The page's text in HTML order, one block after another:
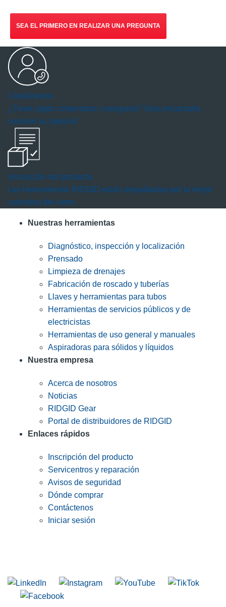
SEA EL PRIMERO EN REALIZAR UNA PREGUNTA
Contáctenos
¿Tiene algún comentario o pregunta? ¡Nos encantaría
conocer su opinión!
Inscripción del producto
Las herramientas RIDGID están respaldadas por la mejor
cobertura del ramo.
Nuestras herramientas
Diagnóstico, inspección y localización
Prensado
Limpieza de drenajes
Fabricación de roscado y tuberías
Llaves y herramientas para tubos
Herramientas de servicios públicos y de
electricistas
Herramientas de uso general y manuales
Aspiradoras para sólidos y líquidos
Nuestra empresa
Acerca de nosotros
Noticias
RIDGID Gear
Portal de distribuidores de RIDGID
Enlaces rápidos
Inscripción del producto
Servicentros y reparación
Avisos de seguridad
Dónde comprar
Contáctenos
Iniciar sesión